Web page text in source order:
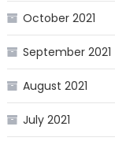
October 2021
September 2021
August 2021
July 2021